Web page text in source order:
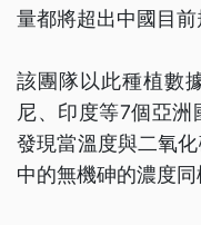
量都將超出中國目
該團隊以此種植數
尼、印度等7個亞洲
發現當溫度與二氧
中的無機砷的濃度同